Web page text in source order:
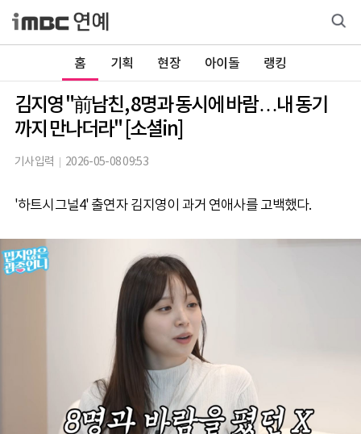
홈 기획 현장 아이돌 랭킹
김지영 "前남친, 8명과 동시에 바람…내 동기
까지 만나더라" [소셜in]
기사입력 2026-05-08 09:53
'하트시그널4' 출연자 김지영이 과거 연애사를 고백했다.